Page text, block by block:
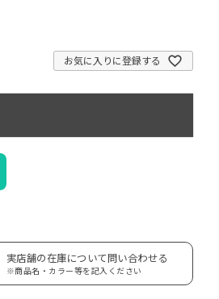
お気に入りに登録する
実店舗の在庫について問い合わせる
※商品名・カラー等を記入ください